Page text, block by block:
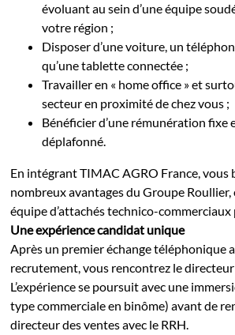
évoluant au sein d’une équipe
votre région ;
Disposer d’une voiture, un
qu’une tablette connectée ;
Travailler en « home office » et
secteur en proximité de chez vous ;
Bénéficier d’une rémunération fixe
déplafonné.
En intégrant TIMAC AGRO France, vous
nombreux avantages du Groupe
équipe d’attachés technico-commerciaux
Une expérience candidat unique
Après un premier échange téléphonique
recrutement, vous rencontrez le
L’expérience se poursuit avec une
type commerciale en binôme) avant de
directeur des ventes avec le RRH.